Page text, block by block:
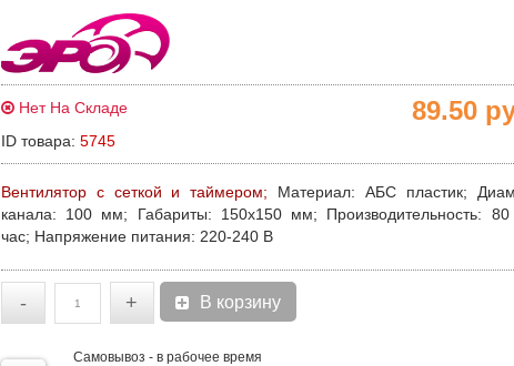
Нет На Складе
ID товара: 5745
89.50
Вентилятор с сеткой и таймером; Материал: АБС пластик;
канала: 100 мм; Габариты: 150х150 мм; Производительность:
час; Напряжение питания: 220-240 В
- + В корзину
Самовывоз - в рабочее время